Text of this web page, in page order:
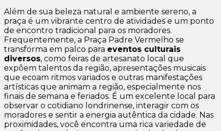
Além de sua beleza natural e ambiente sereno, a
praça é um vibrante centro de atividades e um ponto
de encontro tradicional para os moradores.
Frequentemente, a Praça Padre Vermelho se
transforma em palco para eventos culturais
diversos, como feiras de artesanato local que
expõem talentos da região, apresentações musicais
que ecoam ritmos variados e outras manifestações
artísticas que animam a região, especialmente nos
finais de semana e feriados. É um excelente local para
observar o cotidiano londrinense, interagir com os
moradores e sentir a energia autêntica da cidade. Nas
proximidades, você encontra uma rica variedade de